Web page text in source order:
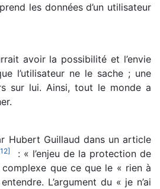
les données d’un utilisateur
avoir la possibilité et l’envie
l’utilisateur ne le sache ; une
sur lui. Ainsi, tout le monde a
Hubert Guillaud dans un article
12]
: « l’enjeu de la protection de
que ce que le « rien à
L’argument du « je n’ai